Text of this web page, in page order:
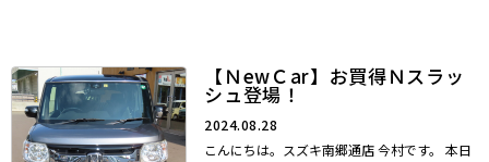
【ＮewＣar】お買得Ｎスラッ
シュ登場！
2024.08.28
こんにちは。スズキ南郷通店 今村です。 本日